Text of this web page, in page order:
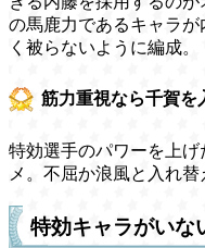
の馬鹿力であるキャラ
く被らないように編成。
筋力重視なら千賀を
特効選手のパワーを上
メ。不屈か浪風と入れ替
特効キャラがいな